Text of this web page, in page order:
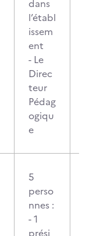
dans
l’établ
issem
ent
- Le
Direc
teur
Pédag
ogiqu
e
5
perso
nnes :
- 1
prési